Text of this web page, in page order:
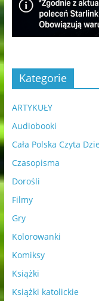
Kategorie
ARTYKUŁY
Audiobooki
Cała Polska Czyta
Czasopisma
Dorośli
Filmy
Gry
Kolorowanki
Komiksy
Książki
Książki katolickie